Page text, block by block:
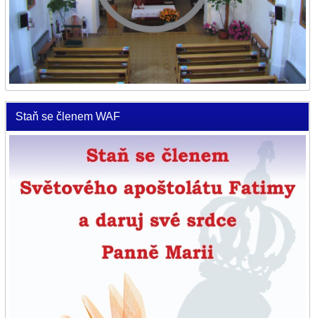
Staň se členem WAF